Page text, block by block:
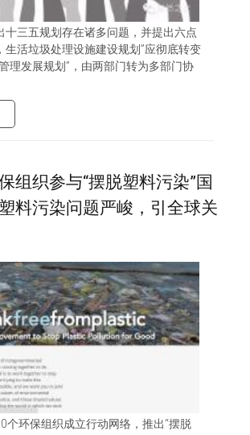
十三五规划存在诸多问题，并提出六点
生活垃圾处理设施建设规划”应彻底转变
理发展规划”，由两部门转为多部门协
组织参与“摆脱塑料污染”国
料污染问题严峻，引全球关
个环保组织成立行动网络，推出“摆脱